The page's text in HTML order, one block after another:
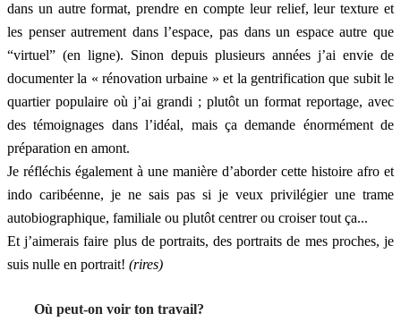
dans un autre format, prendre en compte leur relief, leur texture et
les penser autrement dans l’espace, pas dans un espace autre que
“virtuel” (en ligne). Sinon depuis plusieurs années j’ai envie de
documenter la « rénovation urbaine » et la gentrification que subit le
quartier populaire où j’ai grandi ; plutôt un format reportage, avec
des témoignages dans l’idéal, mais ça demande énormément de
préparation en amont.
Je réfléchis également à une manière d’aborder cette histoire afro et
indo caribéenne, je ne sais pas si je veux privilégier une trame
autobiographique, familiale ou plutôt centrer ou croiser tout ça...
Et j’aimerais faire plus de portraits, des portraits de mes proches, je
suis nulle en portrait! (rires)
Où peut-on voir ton travail?